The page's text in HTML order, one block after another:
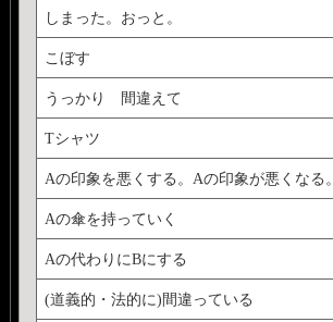
しまった。おっと。
こぼす
うっかり 間違えて
Tシャツ
Aの印象を悪くする。Aの印象が悪くなる。
Aの傘を持っていく
Aの代わりにBにする
(道義的・法的に)間違っている